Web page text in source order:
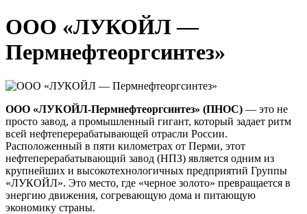
ООО «ЛУКОЙЛ —
Пермнефтеоргсинтез»
ООО «ЛУКОЙЛ-Пермнефтеоргсинтез» (ПНОС) — это не
просто завод, а промышленный гигант, который задает ритм
всей нефтеперерабатывающей отрасли России.
Расположенный в пяти километрах от Перми, этот
нефтеперерабатывающий завод (НПЗ) является одним из
крупнейших и высокотехнологичных предприятий Группы
«ЛУКОЙЛ». Это место, где «черное золото» превращается в
энергию движения, согревающую дома и питающую
экономику страны.